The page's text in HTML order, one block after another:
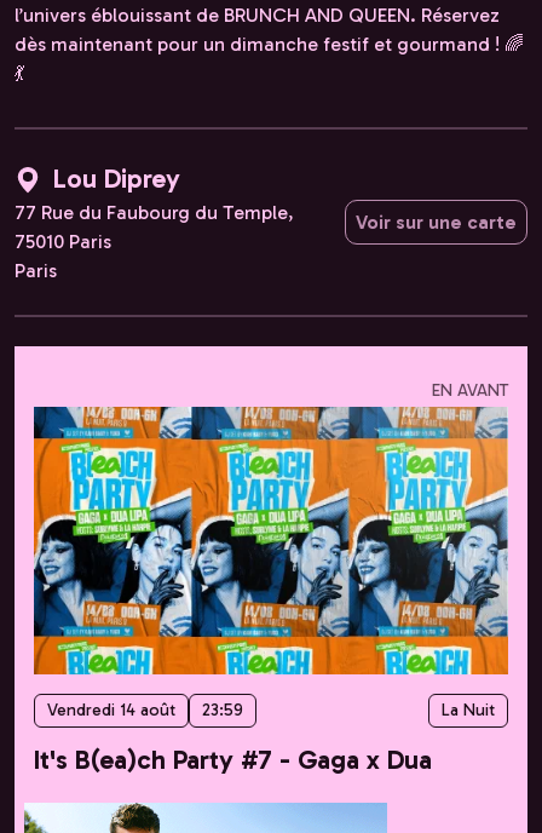
l’univers éblouissant de BRUNCH AND QUEEN. Réservez
dès maintenant pour un dimanche festif et gourmand ! 🌈
💃
Lou Diprey
77 Rue du Faubourg du Temple,
75010 Paris
Paris
Voir sur une carte
EN AVANT
Vendredi 14 août 23:59 La Nuit
It's B(ea)ch Party #7 - Gaga x Dua